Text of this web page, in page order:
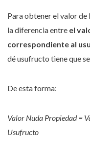
Para obtener el valor
la diferencia entre el
correspondiente al
dé usufructo tiene que
De esta forma:
Valor Nuda Propiedad =
Usufructo